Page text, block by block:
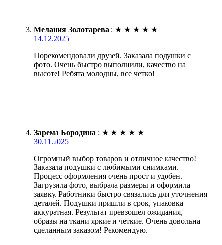
Мелания Золотарева : ★ ★ ★ ★ ★
14.12.2025
Порекомендовали друзей. Заказала подушки с
фото. Очень быстро выполнили, качество на
высоте! Ребята молодцы, все четко!
Зарема Бородина : ★ ★ ★ ★ ★
30.11.2025
Огромный выбор товаров и отличное качество!
Заказала подушки с любимыми снимками.
Процесс оформления очень прост и удобен.
Загрузила фото, выбрала размеры и оформила
заявку. Работники быстро связались для уточнения
деталей. Подушки пришли в срок, упаковка
аккуратная. Результат превзошел ожидания,
образы на ткани яркие и четкие. Очень довольна
сделанным заказом! Рекомендую.